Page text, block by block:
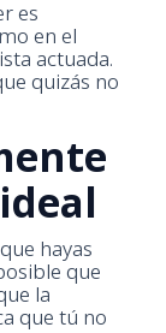
es
en el
actuada.
quizás no
hayas
que
la
que tú no